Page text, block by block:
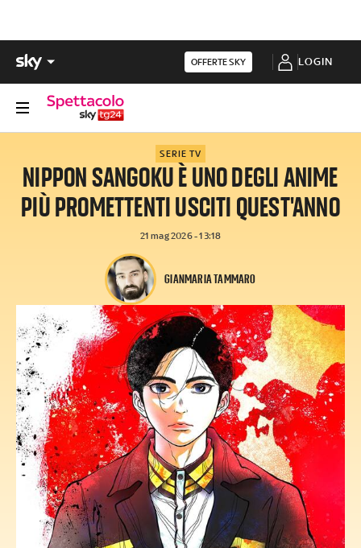
OFFERTE SKY LOGIN
SERIE TV
NIPPON SANGOKU È UNO DEGLI ANIME
PIÙ PROMETTENTI USCITI QUEST'ANNO
21 mag 2026 - 13:18
GIANMARIA TAMMARO